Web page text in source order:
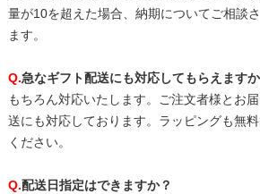
量が10を超えた場合、納期についてご相談
ます。
Q.急なギフト配送にも対応してもらえますか
もちろん対応いたします。ご注文者様とお
送にも対応しております。ラッピングも無
ください。
Q.配送日指定はできますか？